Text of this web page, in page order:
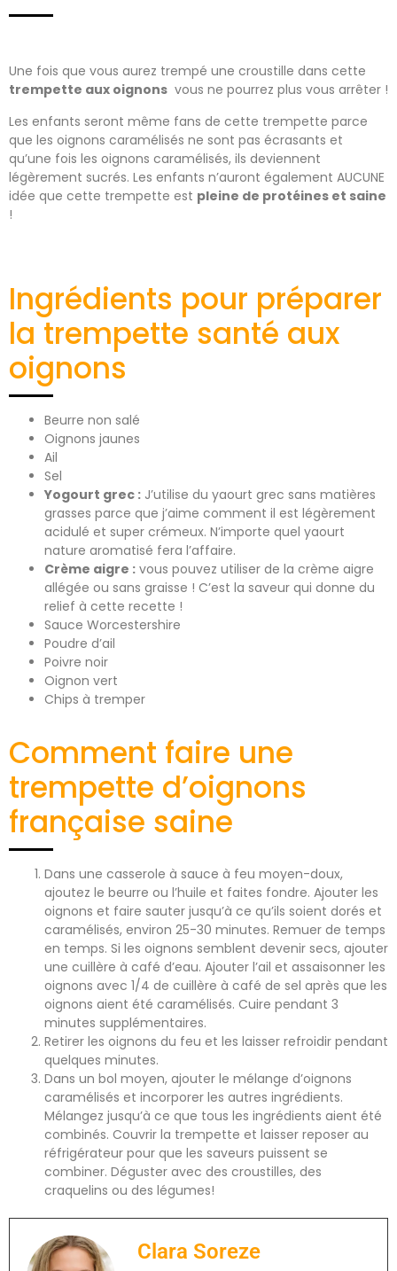
Une fois que vous aurez trempé une croustille dans cette
trempette aux oignons vous ne pourrez plus vous arrêter !
Les enfants seront même fans de cette trempette parce
que les oignons caramélisés ne sont pas écrasants et
qu’une fois les oignons caramélisés, ils deviennent
légèrement sucrés. Les enfants n’auront également AUCUNE
idée que cette trempette est pleine de protéines et saine
!
Ingrédients pour préparer
la trempette santé aux
oignons
Beurre non salé
Oignons jaunes
Ail
Sel
Yogourt grec : J’utilise du yaourt grec sans matières
grasses parce que j’aime comment il est légèrement
acidulé et super crémeux. N’importe quel yaourt
nature aromatisé fera l’affaire.
Crème aigre : vous pouvez utiliser de la crème aigre
allégée ou sans graisse ! C’est la saveur qui donne du
relief à cette recette !
Sauce Worcestershire
Poudre d’ail
Poivre noir
Oignon vert
Chips à tremper
Comment faire une
trempette d’oignons
française saine
Dans une casserole à sauce à feu moyen-doux,
ajoutez le beurre ou l’huile et faites fondre. Ajouter les
oignons et faire sauter jusqu’à ce qu’ils soient dorés et
caramélisés, environ 25-30 minutes. Remuer de temps
en temps. Si les oignons semblent devenir secs, ajouter
une cuillère à café d’eau. Ajouter l’ail et assaisonner les
oignons avec 1/4 de cuillère à café de sel après que les
oignons aient été caramélisés. Cuire pendant 3
minutes supplémentaires.
Retirer les oignons du feu et les laisser refroidir pendant
quelques minutes.
Dans un bol moyen, ajouter le mélange d’oignons
caramélisés et incorporer les autres ingrédients.
Mélangez jusqu’à ce que tous les ingrédients aient été
combinés. Couvrir la trempette et laisser reposer au
réfrigérateur pour que les saveurs puissent se
combiner. Déguster avec des croustilles, des
craquelins ou des légumes!
Clara Soreze